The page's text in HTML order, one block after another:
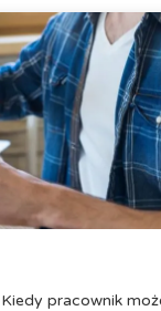
pracownik